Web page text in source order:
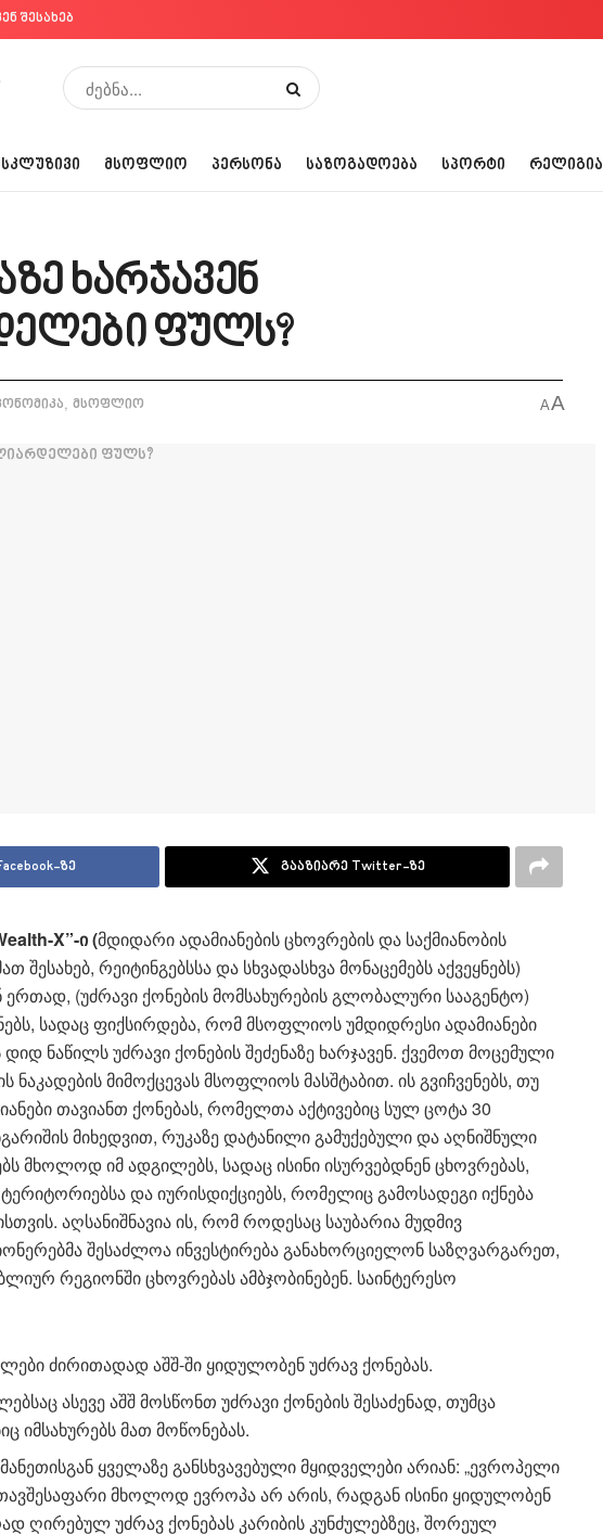
შესახებ
ᲛᲡᲝᲤᲚᲘᲝ ᲞᲔᲠᲡᲝᲜᲐ ᲡᲐᲖᲝᲒᲐᲓᲝᲔᲑᲐ ᲡᲞᲝᲠᲢᲘ ᲠᲔᲚᲘᲒᲘᲐ
ხარჯავენ
ფულს?
, მსოფლიო AA
ზე გააზიარე Twitter-ზე
X”-ი (მდიდარი ადამიანების ცხოვრების და საქმიანობის
შესახებ, რეიტინგებსსა და სხვადასხვა მონაცემებს აქვეყნებს)
ერთად, (უძრავი ქონების მომსახურების გლობალური სააგენტო)
, სადაც ფიქსირდება, რომ მსოფლიოს უმდიდრესი ადამიანები
ნაწილს უძრავი ქონების შეძენაზე ხარჯავენ. ქვემოთ მოცემული
ნაკადების მიმოქცევას მსოფლიოს მასშტაბით. ის გვიჩვენებს, თუ
თავიანთ ქონებას, რომელთა აქტივებიც სულ ცოტა 30
მიხედვით, რუკაზე დატანილი გამუქებული და აღნიშნული
მხოლოდ იმ ადგილებს, სადაც ისინი ისურვებდნენ ცხოვრებას,
და იურისდიქციებს, რომელიც გამოსადეგი იქნება
აღსანიშნავია ის, რომ როდესაც საუბარია მუდმივ
შესაძლოა ინვესტირება განახორციელონ საზღვარგარეთ,
რეგიონში ცხოვრებას ამბჯობინებენ. საინტერესო
ძირითადად აშშ-ში ყიდულობენ უძრავ ქონებას.
ასევე აშშ მოსწონთ უძრავი ქონების შესაძენად, თუმცა
იმსახურებს მათ მოწონებას.
ყველაზე განსხვავებული მყიდველები არიან: „ევროპელი
მხოლოდ ევროპა არ არის, რადგან ისინი ყიდულობენ
ღირებულ უძრავ ქონებას კარიბის კუნძულებზეც, შორეულ